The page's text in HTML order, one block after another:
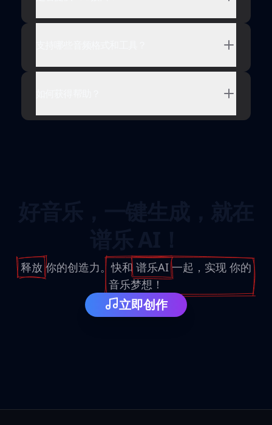
释放 你的创造力。快和 谱乐AI 一起，实现 你的
音乐梦想！
立即创作